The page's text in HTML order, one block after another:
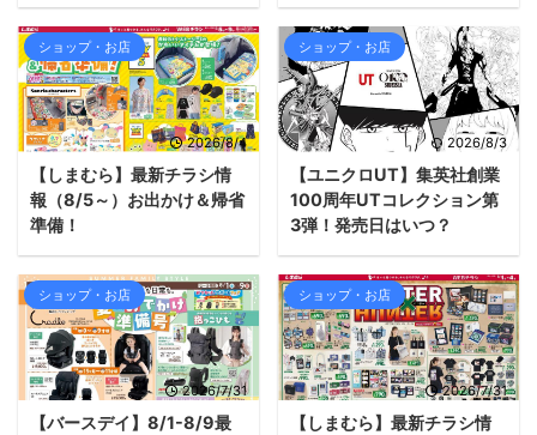
ショップ・お店
2026/8/4
【しまむら】最新チラシ情
報（8/5～）お出かけ＆帰省
準備！
ショップ・お店
2026/8/3
【ユニクロUT】集英社創業
100周年UTコレクション第
3弾！発売日はいつ？
ショップ・お店
2026/7/31
【バースデイ】8/1-8/9最
ショップ・お店
2026/7/31
【しまむら】最新チラシ情